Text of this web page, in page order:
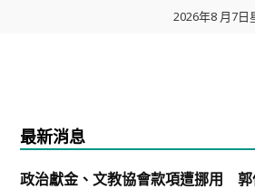
2026年8 月7日
最新消息
政治獻金、文教協會款項遭挪用 郭